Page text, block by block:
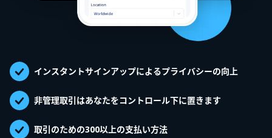
インスタントサインアップによるプライバシーの向上
非管理取引はあなたをコントロール下に置きます
取引のための300以上の支払い方法